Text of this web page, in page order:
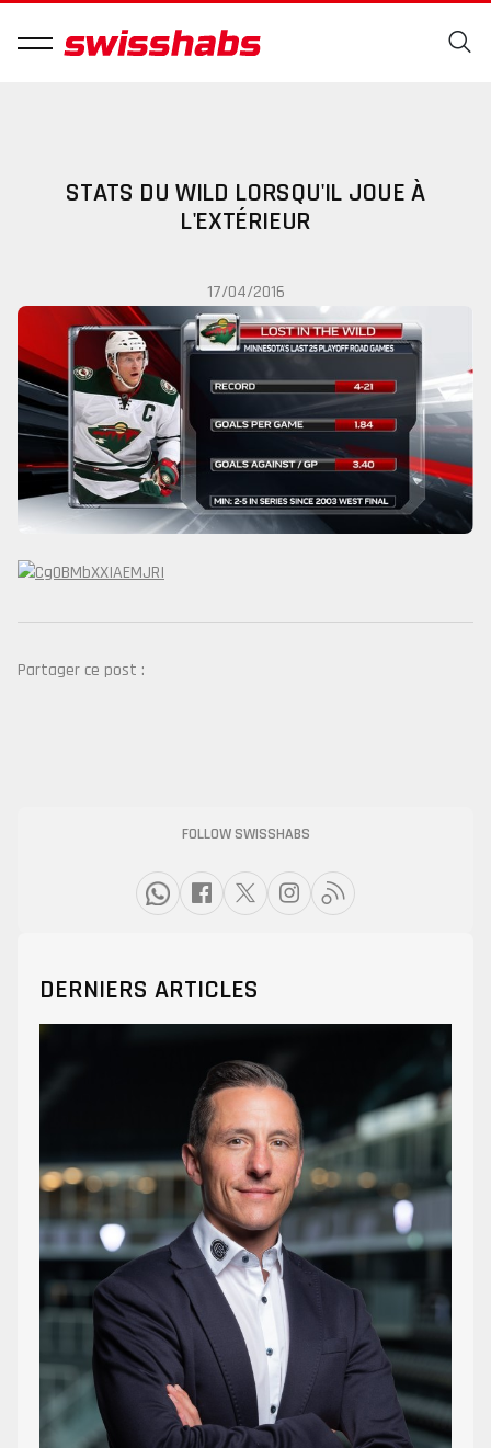
STATS DU WILD LORSQU'IL JOUE À
L'EXTÉRIEUR
17/04/2016
Partager ce post :
FOLLOW SWISSHABS
DERNIERS ARTICLES